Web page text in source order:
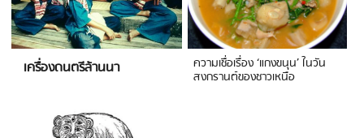
เครื่องดนตรีล้านนา ความเชื่อเรื่อง ‘แกงขนุน’ ในวัน
สงกรานต์ของชาวเหนือ